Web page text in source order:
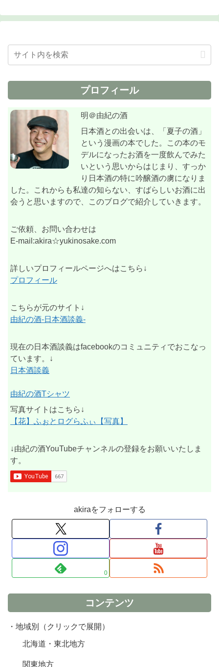
プロフィール
明＠由紀の酒
日本酒との出会いは、「夏子の酒」
という漫画の本でした。この本のモ
デルになったお酒を一度飲んでみた
いという思いからはじまり、すっか
り日本酒の特に吟醸酒の虜になりま
した。これからも私達の知らない、すばらしいお酒に出
会うと思いますので、このブログで紹介していきます。
ご依頼、お問い合わせは
E-mail:akira☆yukinosake.com
詳しいプロフィールページへはこちら↓
プロフィール
こちらが元のサイト↓
由紀の酒-日本酒談義-
現在の日本酒談義はfacebookのコミュニティでおこなっ
ています。↓
日本酒談義
由紀の酒Tシャツ
写真サイトはこちら↓
【花】ふぉとログらふぃ【写真】
↓由紀の酒YouTubeチャンネルの登録をお願いいたしま
す。
akiraをフォローする
0
コンテンツ
・地域別（クリックで展開）
北海道・東北地方
関東地方